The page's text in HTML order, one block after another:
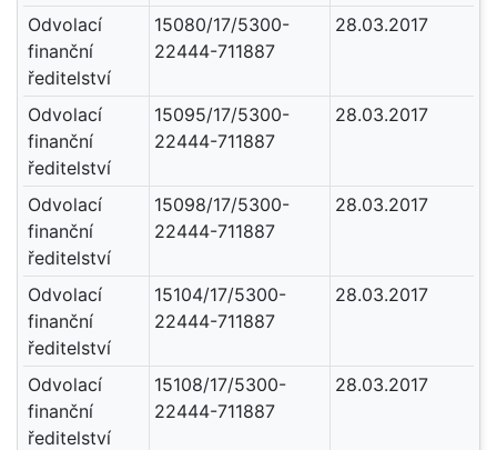
Odvolací
finanční
ředitelství
15080/17/5300-
22444-711887
28.03.2017
Odvolací
finanční
ředitelství
15095/17/5300-
22444-711887
28.03.2017
Odvolací
finanční
ředitelství
15098/17/5300-
22444-711887
28.03.2017
Odvolací
finanční
ředitelství
15104/17/5300-
22444-711887
28.03.2017
Odvolací
finanční
ředitelství
15108/17/5300-
22444-711887
28.03.2017